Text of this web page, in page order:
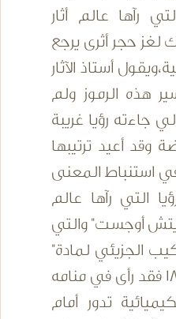
رآها عالم أثار
حجر أثرى يرجع
أستاذ الآثار
هذه الرموز ولم
جاءته رؤيا غريبة
وقد أعيد ترتيبها
استنباط المعنى
التي رآها عالم
ريتش أوجست" والتي
الجزيئي لمادة"
ثراي ميثيل بنزين" عام 1890 فقد رأى في منامه
تدور أمام